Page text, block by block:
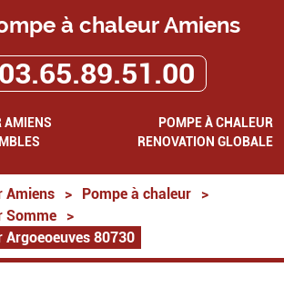
à chaleur Amiens
AMIENS
POMPE À CHALEUR
RENOVATION GLOBALE
Amiens > Pompe à chaleur
>
Somme
>
Argoeoeuves 80730